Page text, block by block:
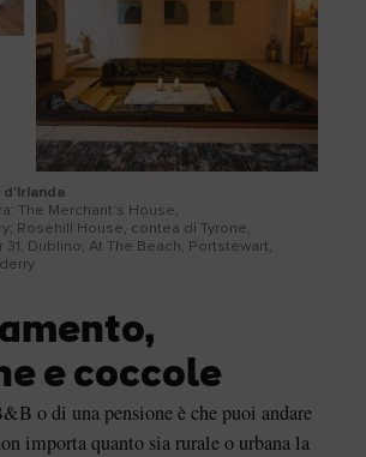
d'Irlanda
The Merchant's House,
Rosehill House, contea di Tyrone;
Dublino; At The Beach, Portstewart,
e coccole
o di una pensione è che puoi andare
importa quanto sia rurale o urbana la